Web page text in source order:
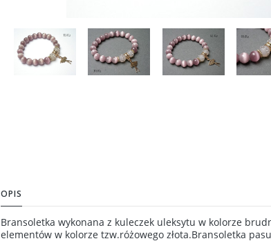
OPIS
Bransoletka wykonana z kuleczek uleksytu w kolorze
elementów w kolorze tzw.różowego złota.Bransoletka